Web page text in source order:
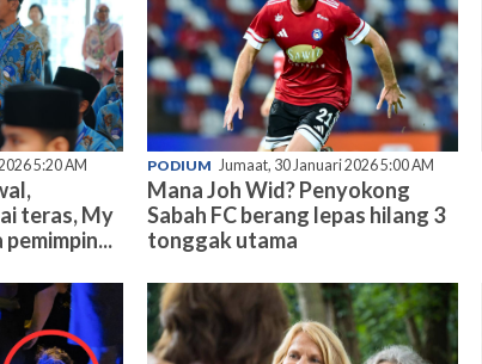
5:20 AM
teras, My
PODIUM Jumaat, 30 Januari 2026 5:00 AM
Mana Joh Wid? Penyokong
Sabah FC berang lepas hilang 3
tonggak utama